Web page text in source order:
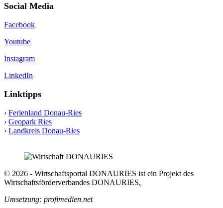
Social Media
Facebook
Youtube
Instagram
LinkedIn
Linktipps
› Ferienland Donau-Ries
› Geopark Ries
› Landkreis Donau-Ries
© 2026 - Wirtschaftsportal DONAURIES ist ein Projekt des
Wirtschaftsförderverbandes DONAURIES.
Umsetzung: profimedien.net